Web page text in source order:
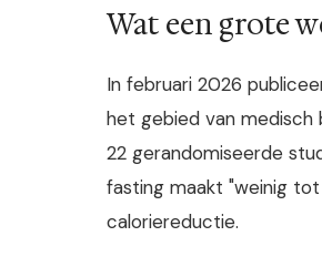
Wat een grote
In februari 2026
het gebied van medisch
22 gerandomiseerde
fasting maakt "weinig
caloriereductie.